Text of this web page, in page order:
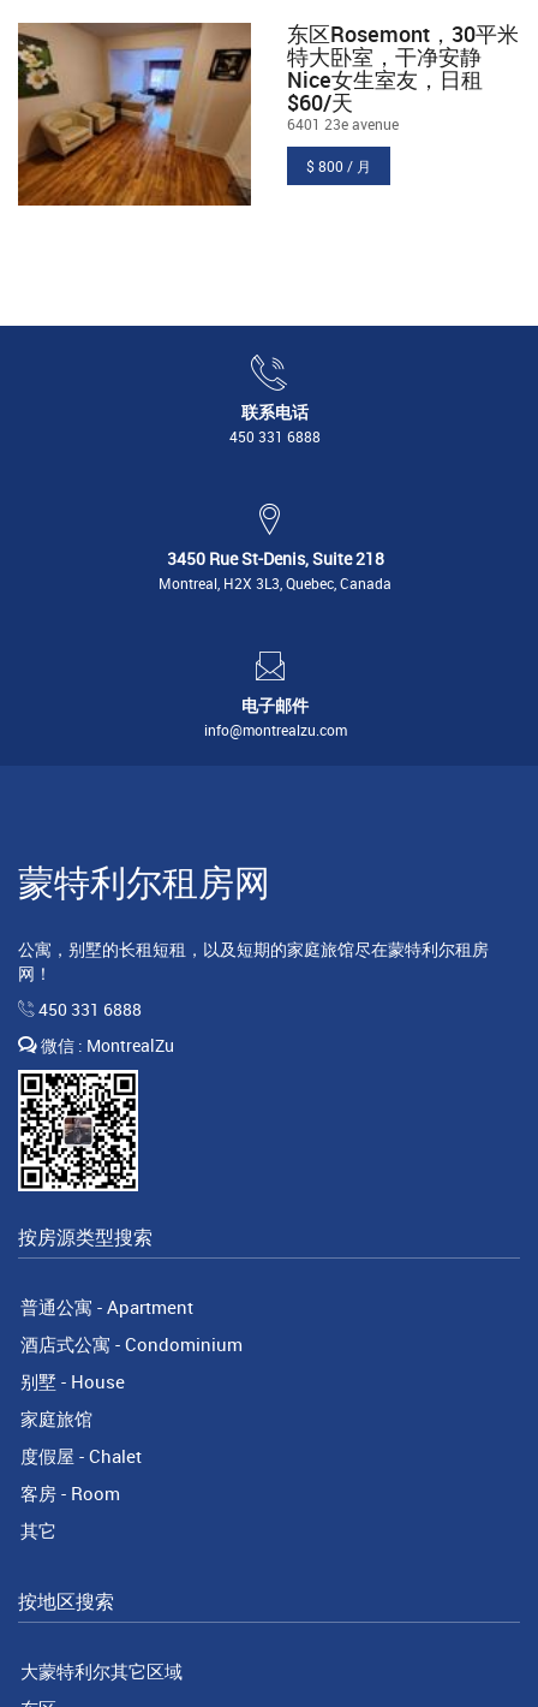
东区Rosemont，30平米
特大卧室，干净安静
Nice女生室友，日租
$60/天
6401 23e avenue
$ 800 / 月
联系电话
450 331 6888
3450 Rue St-Denis, Suite 218
Montreal, H2X 3L3, Quebec, Canada
电子邮件
info@montrealzu.com
蒙特利尔租房网
公寓，别墅的长租短租，以及短期的家庭旅馆尽在蒙特利尔租房
网！
450 331 6888
微信 : MontrealZu
按房源类型搜索
普通公寓 - Apartment
酒店式公寓 - Condominium
别墅 - House
家庭旅馆
度假屋 - Chalet
客房 - Room
其它
按地区搜索
大蒙特利尔其它区域